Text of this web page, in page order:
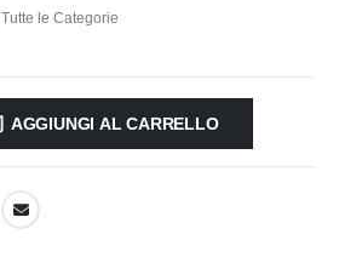
Tutte le Categorie
AGGIUNGI AL CARRELLO